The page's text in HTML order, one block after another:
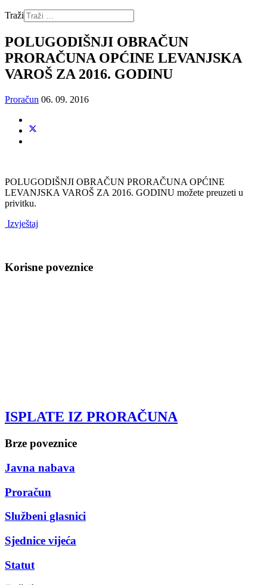
Traži
POLUGODIŠNJI OBRAČUN
PRORAČUNA OPĆINE LEVANJSKA
VAROŠ ZA 2016. GODINU
Proračun 06. 09. 2016
POLUGODIŠNJI OBRAČUN PRORAČUNA OPĆINE
LEVANJSKA VAROŠ ZA 2016. GODINU možete preuzeti u
privitku.
Izvještaj
Korisne poveznice
ISPLATE IZ PRORAČUNA
Brze poveznice
Javna nabava
Proračun
Službeni glasnici
Sjednice vijeća
Statut